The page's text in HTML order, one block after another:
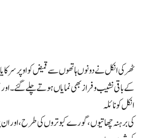
ٹھرکی انکل نے دونوں ہاتھوں سے قمیض کو اوپر
کے باقی نشیب و فراز بھی نمایاں ہوتے چلے گئے۔ اور
انکل کو نائلہ
کی برہنہ چھاتیوں، گورے کبوتروں کی طرح، اور ان